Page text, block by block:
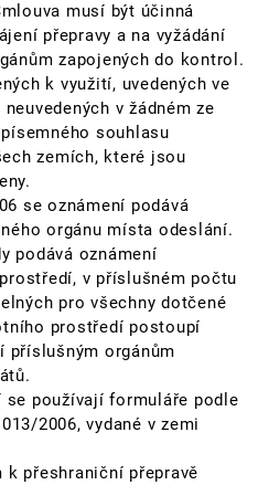
musí být účinná
přepravy a na vyžádání
zapojených do kontrol.
k využití, uvedených ve
v žádném ze
souhlasu
zemích, které jsou
se oznámení podává
orgánu místa odeslání.
podává oznámení
v příslušném počtu
pro všechny dotčené
prostředí postoupí
příslušným orgánům
se používají formuláře podle
2006, vydané v zemi
k přeshraniční přepravě